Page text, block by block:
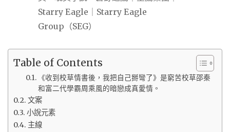
Table of Contents
《收到校草情書後，我把自己掰彎了》是窮苦校草邵秦
和富二代學霸周乘風的暗戀成真愛情。
文案
小說元素
主線